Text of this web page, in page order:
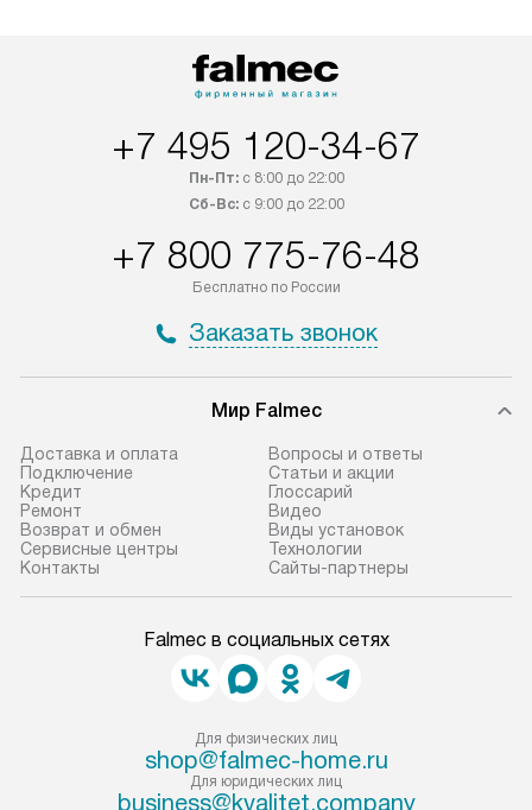
+7 495 120-34-67
Пн-Пт:с 8:00 до 22:00
Сб-Вс:с 9:00 до 22:00
+7 800 775-76-48
Бесплатно по России
Заказать звонок
Мир Falmec
Доставка и оплата
Подключение
Кредит
Ремонт
Возврат и обмен
Сервисные центры
Контакты
Вопросы и ответы
Статьи и акции
Глоссарий
Видео
Виды установок
Технологии
Сайты-партнеры
Falmec в социальных сетях
Для физических лиц
shop@falmec-home.ru
Для юридических лиц
business@kvalitet.company